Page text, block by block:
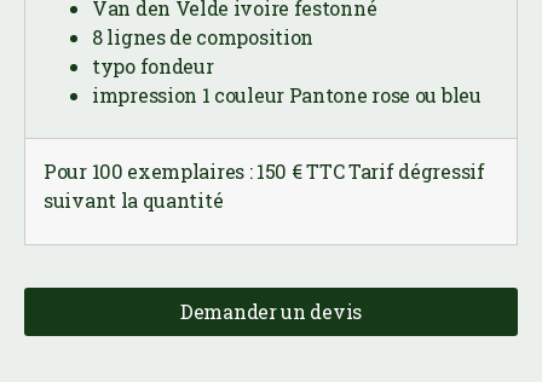
Pour 100 exemplaires : 150 € TTC Tarif dégressif
suivant la quantité
Demander un devis